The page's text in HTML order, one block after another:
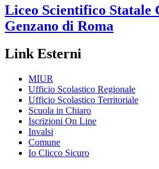
Liceo Scientifico Statale
Genzano di Roma
Link Esterni
MIUR
Ufficio Scolastico Regionale
Ufficio Scolastico Territoriale
Scuola in Chiaro
Iscrizioni On Line
Invalsi
Comune
Io Clicco Sicuro